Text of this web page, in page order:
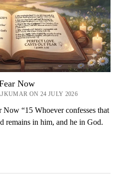
Now
ON 24 JULY 2026
Now “15 Whoever confesses that
remains in him, and he in God.